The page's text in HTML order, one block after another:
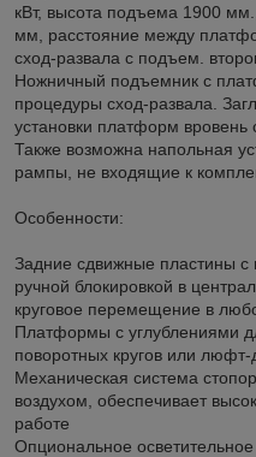
кВт, высота подъема 1900
мм, расстояние между
сход-развала с подъем.
Ножничный подъемник с
процедуры сход-развала.
установки платформ
Также возможна напольная
рампы, не входящие к
Особенности:
Задние сдвижные пластины
ручной блокировкой в
круговое перемещение в
Платформы с углублениями
поворотных кругов или люфт-
Механическая система
воздухом, обеспечивает
работе
Опциональное